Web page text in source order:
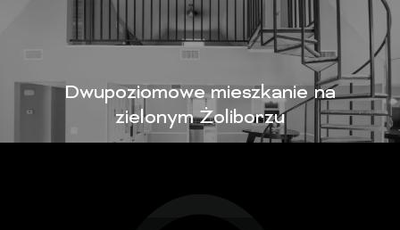
Dwupoziomowe mieszkanie na
zielonym Żoliborzu